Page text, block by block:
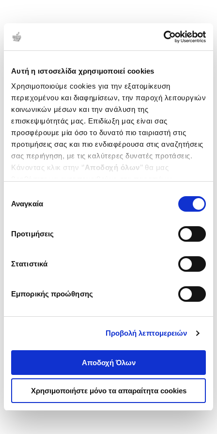
Αυτή η ιστοσελίδα χρησιμοποιεί cookies
Χρησιμοποιούμε cookies για την εξατομίκευση
περιεχομένου και διαφημίσεων, την παροχή λειτουργιών
κοινωνικών μέσων και την ανάλυση της
επισκεψιμότητάς μας. Επιδίωξη μας είναι σας
προσφέρουμε μία όσο το δυνατό πιο ταιριαστή στις
προτιμήσεις σας και πιο ενδιαφέρουσα στις αναζητήσεις
σας περιήγηση, με τις καλύτερες δυνατές προτάσεις.
Κάνοντας κλικ στην ‘’Αποδοχή όλων’’ θα μας
ενδιαφέρουν και να επιλέξετε από τα παρακάτω με την
΄΄και να ενημερωθείτε σχετικά με
συγκατάθεσης
Αναγκαία
Προτιμήσεις
Στατιστικά
Εμπορικής προώθησης
Προβολή λεπτομερειών
Αποδοχή Όλων
Χρησιμοποιήστε μόνο τα απαραίτητα cookies